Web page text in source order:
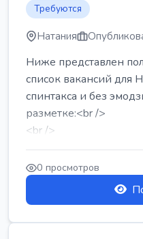
Требуются
Натания
Ниже представлен
список вакансий для
спинтакса и без
разметке:<br />
<br />
Работа в Нетании на
требу...
0 просмотров